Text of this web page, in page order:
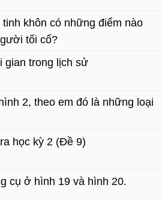
khôn có những điểm nào
tối cổ?
gian trong lịch sử
2, theo em đó là những loại
học kỳ 2 (Đề 9)
cụ ở hình 19 và hình 20.